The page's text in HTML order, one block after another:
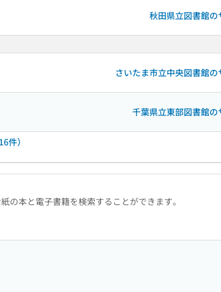
秋田県立図書館
さいたま市立中央図書館
千葉県立東部図書館
件）
の本と電子書籍を検索することができます。